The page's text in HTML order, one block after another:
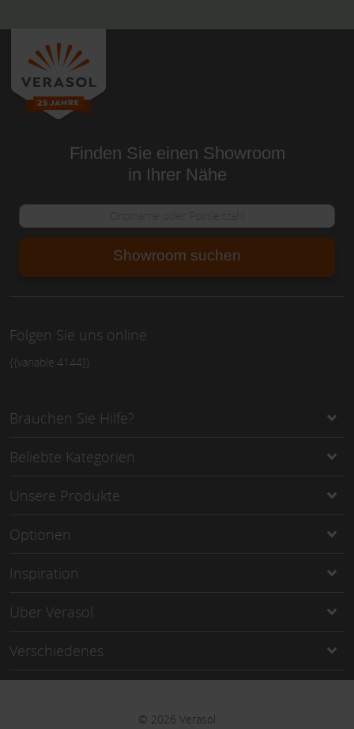
Finden Sie einen Showroom
in Ihrer Nähe
Showroom suchen
Folgen Sie uns online
{{variable:4144}}
Brauchen Sie Hilfe?
Beliebte Kategorien
Unsere Produkte
Optionen
Inspiration
Über Verasol
Verschiedenes
© 2026 Verasol